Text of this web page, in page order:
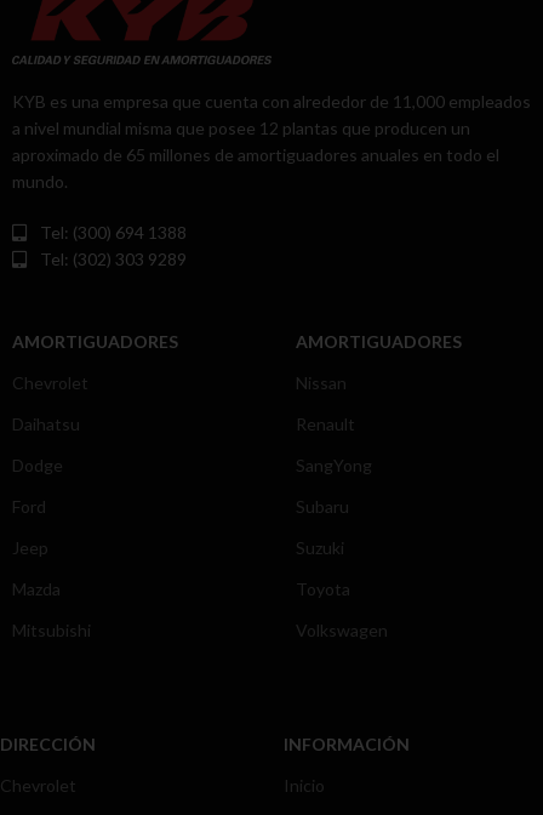
KYB es una empresa que cuenta con alrededor de 11,000 empleados
a nivel mundial misma que posee 12 plantas que producen un
aproximado de 65 millones de amortiguadores anuales en todo el
mundo.
Tel: (300) 694 1388
Tel: (302) 303 9289
AMORTIGUADORES
Chevrolet
Daihatsu
Dodge
Ford
Jeep
Mazda
Mitsubishi
AMORTIGUADORES
Nissan
Renault
SangYong
Subaru
Suzuki
Toyota
Volkswagen
DIRECCIÓN
Chevrolet
INFORMACIÓN
Inicio